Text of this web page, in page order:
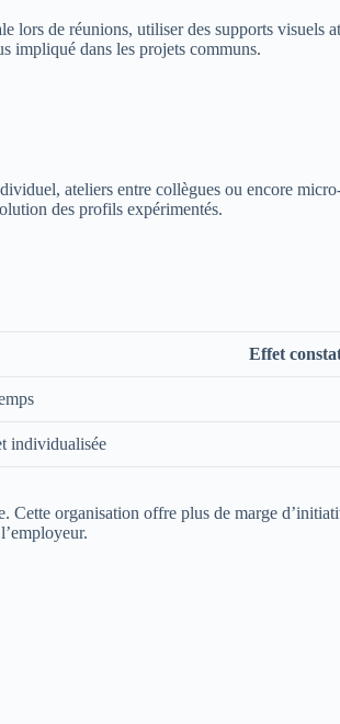
de réunions, utiliser des supports visuels
impliqué dans les projets communs.
ateliers entre collègues ou encore
des profils expérimentés.
Effet
individualisée
organisation offre plus de marge